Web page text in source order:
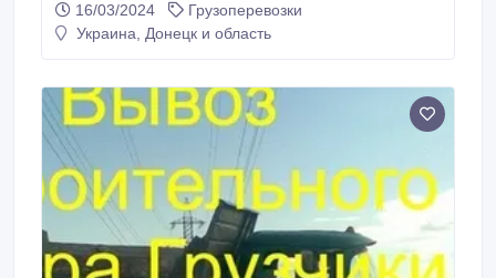
спустим, соберем, погрузим и вывезем на свалку.
Предоставляем услуги грузчиков и транспортных
16/03/2024
Грузоперевозки
Украина, Донецк и область